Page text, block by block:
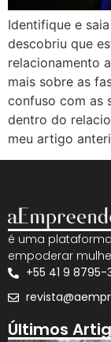
Identifique e
descobriu que
relacionamento
mais sobre as
confuso com as
dentro do
meu artigo
é uma
empoderar
+55 41 9 8795-
Últimos